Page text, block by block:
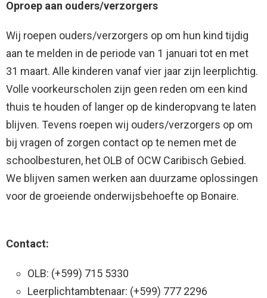
Oproep aan ouders/verzorgers
Wij roepen ouders/verzorgers op om hun kind tijdig
aan te melden in de periode van 1 januari tot en met
31 maart. Alle kinderen vanaf vier jaar zijn leerplichtig.
Volle voorkeurscholen zijn geen reden om een kind
thuis te houden of langer op de kinderopvang te laten
blijven. Tevens roepen wij ouders/verzorgers op om
bij vragen of zorgen contact op te nemen met de
schoolbesturen, het OLB of OCW Caribisch Gebied.
We blijven samen werken aan duurzame oplossingen
voor de groeiende onderwijsbehoefte op Bonaire.
Contact:
OLB: (+599) 715 5330
Leerplichtambtenaar: (+599) 777 2296